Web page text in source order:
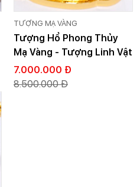
TƯỢNG MẠ VÀNG
Tượng Hổ Phong Thủy
Mạ Vàng - Tượng Linh Vật
Cỡ Lớn
7.000.000 Đ
8.500.000 Đ